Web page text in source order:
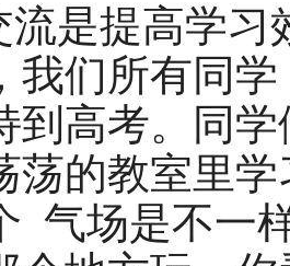
流是提高学习
我们所有同
到高考。同
荡的教室里
气场是不一